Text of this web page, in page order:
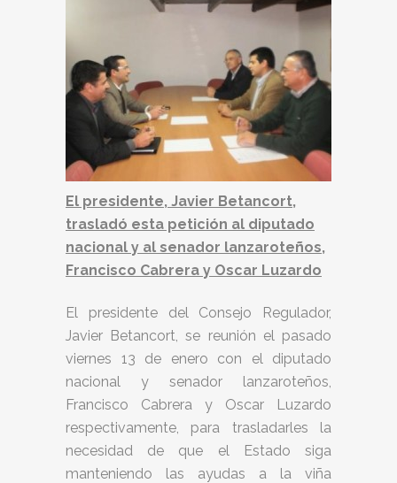
El presidente, Javier Betancort,
trasladó esta petición al diputado
nacional y al senador lanzaroteños,
Francisco Cabrera y Oscar Luzardo
El presidente del Consejo Regulador,
Javier Betancort, se reunión el pasado
viernes 13 de enero con el diputado
nacional y senador lanzaroteños,
Francisco Cabrera y Oscar Luzardo
respectivamente, para trasladarles la
necesidad de que el Estado siga
manteniendo las ayudas a la viña